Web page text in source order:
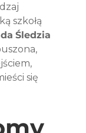
szkołą
Śledzia
się